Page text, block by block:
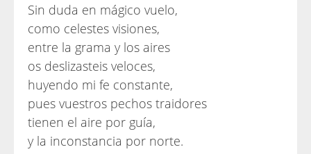
Sin duda en mágico vuelo,
como celestes visiones,
entre la grama y los aires
os deslizasteis veloces,
huyendo mi fe constante,
pues vuestros pechos traidores
tienen el aire por guía,
y la inconstancia por norte.